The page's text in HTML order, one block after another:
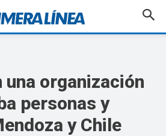
una organización
personas y
y Chile